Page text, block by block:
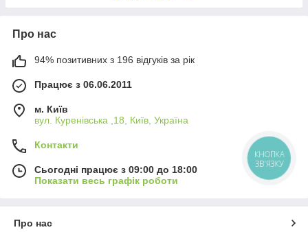
Про нас
94% позитивних з 196 відгуків за рік
Працює з 06.06.2011
м. Київ
вул. Куренівська ,18, Київ, Україна
Контакти
Сьогодні працює з 09:00 до 18:00
Показати весь графік роботи
Про нас
КНОПКА
ЗВ'ЯЗКУ